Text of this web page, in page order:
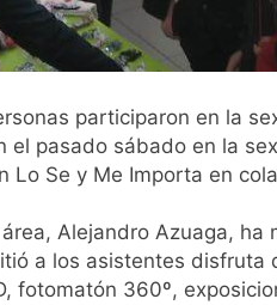
participaron en la
pasado sábado en la
Lo Se y Me Importa en
Alejandro Azuaga,
a los asistentes
fotomatón 360º,